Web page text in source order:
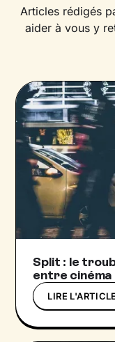
Articles rédigés
aider à vous y
Split : le
entre cinéma
LIRE L'ARTICLE